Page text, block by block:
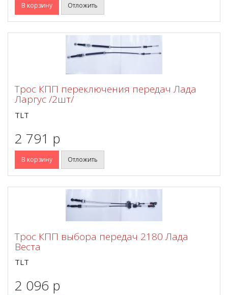
В корзину Отложить
Трос КПП переключения передач Лада
Ларгус /2шт/
TLT
2 791 p
В корзину Отложить
Трос КПП выбора передач 2180 Лада
Веста
TLT
2 096 p